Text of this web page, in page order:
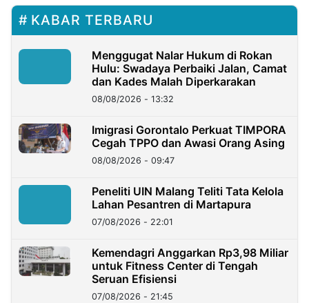
KABAR TERBARU
Menggugat Nalar Hukum di Rokan
Hulu: Swadaya Perbaiki Jalan, Camat
dan Kades Malah Diperkarakan
08/08/2026 - 13:32
Imigrasi Gorontalo Perkuat TIMPORA
Cegah TPPO dan Awasi Orang Asing
08/08/2026 - 09:47
Peneliti UIN Malang Teliti Tata Kelola
Lahan Pesantren di Martapura
07/08/2026 - 22:01
Kemendagri Anggarkan Rp3,98 Miliar
untuk Fitness Center di Tengah
Seruan Efisiensi
07/08/2026 - 21:45